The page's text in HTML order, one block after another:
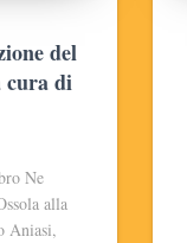
del
cura di
Ne
alla
Aniasi,